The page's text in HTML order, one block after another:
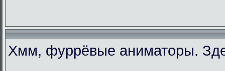
Хмм, фуррёвые аниматоры.